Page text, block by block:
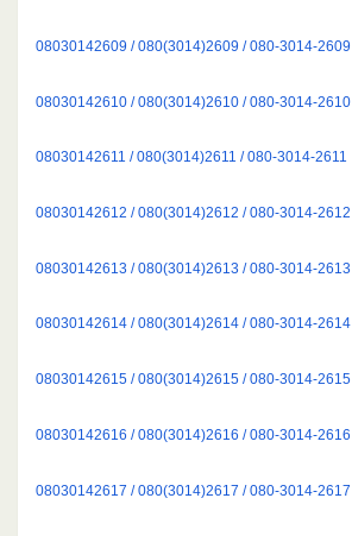
08030142609 / 080(3014)2609 / 080-3014-2609
08030142610 / 080(3014)2610 / 080-3014-2610
08030142611 / 080(3014)2611 / 080-3014-2611
08030142612 / 080(3014)2612 / 080-3014-2612
08030142613 / 080(3014)2613 / 080-3014-2613
08030142614 / 080(3014)2614 / 080-3014-2614
08030142615 / 080(3014)2615 / 080-3014-2615
08030142616 / 080(3014)2616 / 080-3014-2616
08030142617 / 080(3014)2617 / 080-3014-2617